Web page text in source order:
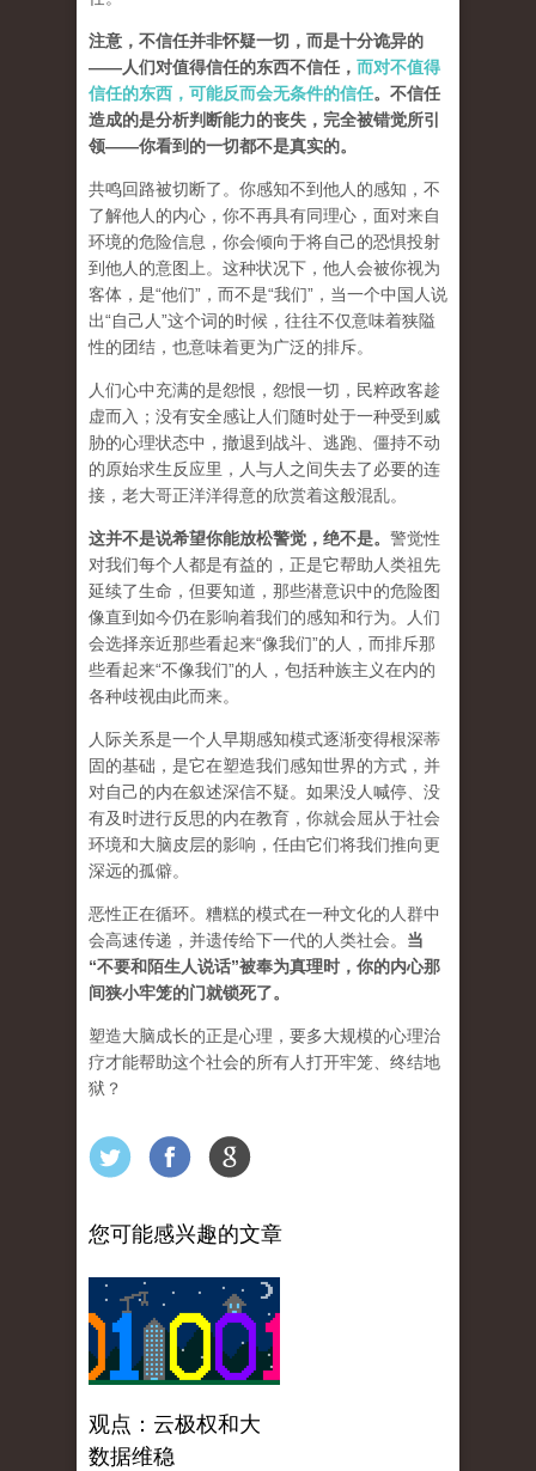
注意，不信任并非怀疑一切，而是十分诡异的
——人们对值得信任的东西不信任， 而对不值得
信任的东西，可能反而会无条件的信任。不信任
造成的是分析判断能力的丧失，完全被错觉所引
领——你看到的一切都不是真实的。
共鸣回路被切断了。你感知不到他人的感知，不
了解他人的内心，你不再具有同理心，面对来自
环境的危险信息，你会倾向于将自己的恐惧投射
到他人的意图上。这种状况下，他人会被你视为
客体，是“他们”，而不是“我们”， 当一个中国人说
出“自己人”这个词的时候，往往不仅意味着狭隘
性的团结，也意味着更为广泛的排斥。
人们心中充满的是怨恨，怨恨一切，民粹政客趁
虚而入；没有安全感让人们随时处于一种受到威
胁的心理状态中，撤退到战斗、逃跑、僵持不动
的原始求生反应里，人与人之间失去了必要的连
接，老大哥正洋洋得意的欣赏着这般混乱。
这并不是说希望你能放松警觉，绝不是。 警觉性
对我们每个人都是有益的，正是它帮助人类祖先
延续了生命，但要知道，那些潜意识中的危险图
像直到如今仍在影响着我们的感知和行为。人们
会选择亲近那些看起来“像我们”的人，而排斥那
些看起来“不像我们”的人，包括种族主义在内的
各种歧视由此而来。
人际关系是一个人早期感知模式逐渐变得根深蒂
固的基础，是它在塑造我们感知世界的方式，并
对自己的内在叙述深信不疑。如果没人喊停、没
有及时进行反思的内在教育，你就会屈从于社会
环境和大脑皮层的影响，任由它们将我们推向更
深远的孤僻。
恶性正在循环。糟糕的模式在一种文化的人群中
会高速传递，并遗传给下一代的人类社会。 当
“不要和陌生人说话”被奉为真理时，你的内心那
间狭小牢笼的门就锁死了。
塑造大脑成长的正是心理，要多大规模的心理治
疗才能帮助这个社会的所有人打开牢笼、终结地
狱？
您可能感兴趣的文章
观点：云极权和大
数据维稳